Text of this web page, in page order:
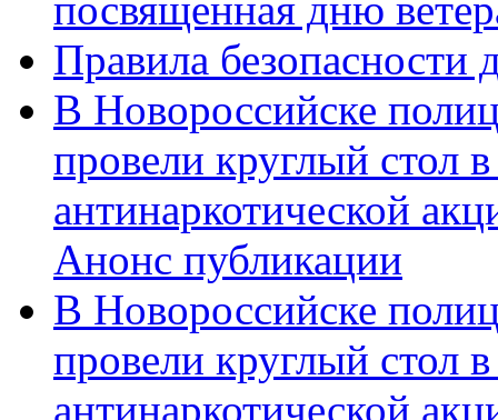
посвященная дню
Правила безопасности
В Новороссийске
провели круглый стол
антинаркотической
Анонс публикации
В Новороссийске
провели круглый стол
антинаркотической